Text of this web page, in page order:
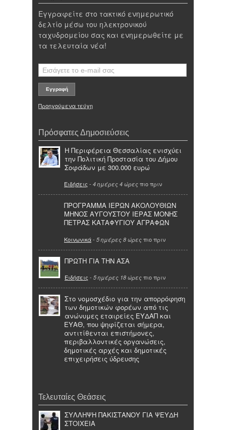
Εγγραφείτε στο τακτικό ενημερωτικό
δελτίο μέσω του ηλεκτρονικού
ταχυδρομείου σας και ενημερωθείτε με
τα τελευταία νέα!
Προηγούμενα τεύχη
Πρόσφατες Δημοσιεύσεις
Η Περιφέρεια Θεσσαλίας ενισχύει
την Πολιτική Προστασία του Δήμου
Σοφάδων με 300.000 ευρώ
Ειδήσεις - 4 ημέρες 4 ώρες πιο πριν
ΠΡΟΓΡΑΜΜΑ ΙΕΡΩΝ ΑΚΟΛΟΥΘΙΩΝ
ΜΗΝΟΣ ΑΥΓΟΥΣΤΟΥ ΙΕΡΑΣ ΜΟΝΗΣ
ΠΕΤΡΑΣ ΚΑΤΑΦΥΓΙΟΥ ΑΓΡΑΦΩΝ
Κοινωνικά- 5 ημέρες 8 ώρες πιο πριν
ΠΡΩΤΗ ΓΙΑ ΤΗΝ ΑΣΑ
Ειδήσεις - 5 ημέρες 18 ώρες πιο πριν
Στο νομοσχέδιο για την απορρόφηση
των δημοτικών φορέων από τις
ανώνυμες εταιρείες ΕΥΔΑΠ και
ΕΥΑΘ, που ψηφίζεται σήμερα,
αντιτίθενται επιστήμονες,
περιβαλλοντικές οργανώσεις,
δημοτικές αρχές και δημοτικές
επιχειρήσεις ύδρευσης
Τελευταίες Θεάσεις
ΣΥΛΛΗΨΗ ΠΑΚΙΣΤΑΝΟΥ ΓΙΑ ΨΕΥΔΗ
ΣΤΟΙΧΕΙΑ